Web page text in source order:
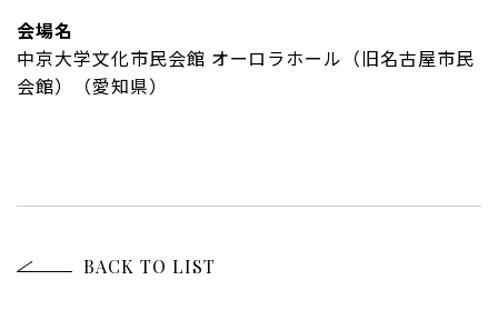
会場名
中京大学文化市民会館 オーロラホール（旧名古屋市民
会館）（愛知県）
BACK TO LIST